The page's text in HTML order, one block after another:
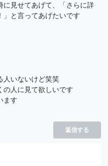
に見せてあげて、「さらに詳
」と言ってあげたいです
人いないけど笑笑
の人に見て欲しいです
ます
返信する